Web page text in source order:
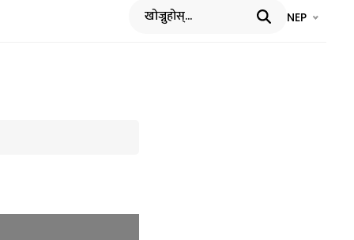
खोज्नुहोस् भाषा चयन
NEP